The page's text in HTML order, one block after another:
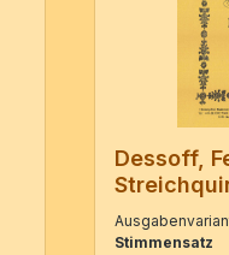
Dessoff,
10
Stimmensatz